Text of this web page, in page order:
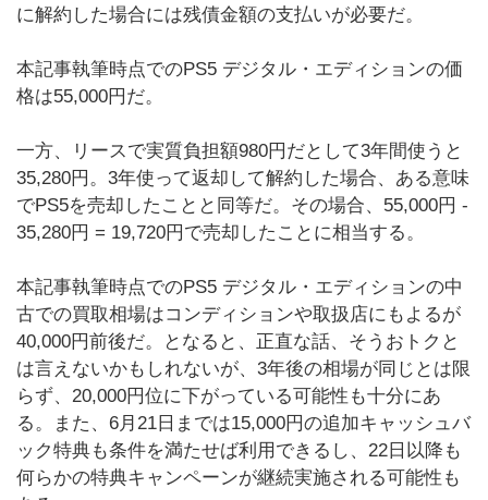
に解約した場合には残債金額の支払いが必要だ。
本記事執筆時点でのPS5 デジタル・エディションの価
格は55,000円だ。
一方、リースで実質負担額980円だとして3年間使うと
35,280円。3年使って返却して解約した場合、ある意味
でPS5を売却したことと同等だ。その場合、55,000円 -
35,280円 = 19,720円で売却したことに相当する。
本記事執筆時点でのPS5 デジタル・エディションの中
古での買取相場はコンディションや取扱店にもよるが
40,000円前後だ。となると、正直な話、そうおトクと
は言えないかもしれないが、3年後の相場が同じとは限
らず、20,000円位に下がっている可能性も十分にあ
る。また、6月21日までは15,000円の追加キャッシュバ
ック特典も条件を満たせば利用できるし、22日以降も
何らかの特典キャンペーンが継続実施される可能性も